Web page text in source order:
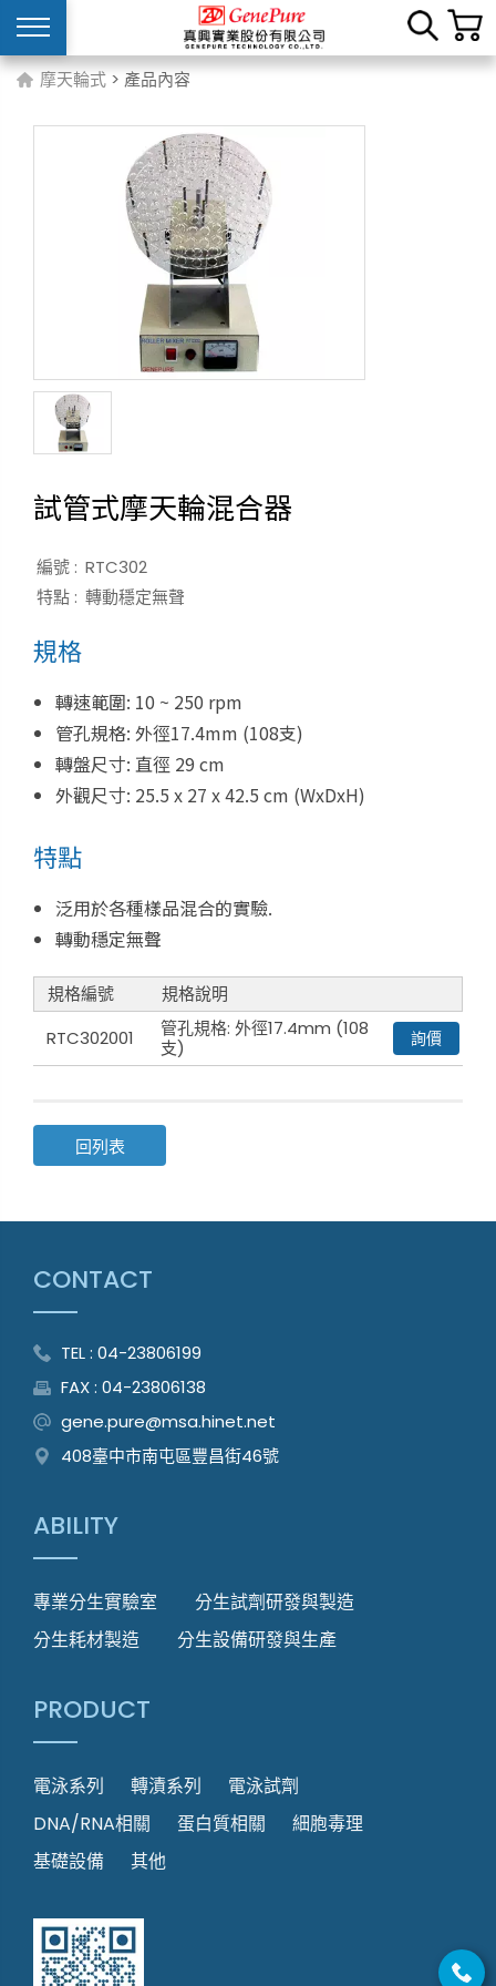
摩天輪式 > 產品內容
試管式摩天輪混合器
編號 : RTC302
特點 : 轉動穩定無聲
規格
轉速範圍: 10 ~ 250 rpm
管孔規格: 外徑17.4mm (108支)
轉盤尺寸: 直徑 29 cm
外觀尺寸: 25.5 x 27 x 42.5 cm (WxDxH)
特點
泛用於各種樣品混合的實驗.
轉動穩定無聲
規格編號
規格說明
RTC302001
管孔規格: 外徑17.4mm (108
支)
詢價
回列表
CONTACT
TEL : 04-23806199
FAX : 04-23806138
gene.pure@msa.hinet.net
408臺中市南屯區豐昌街46號
ABILITY
專業分生實驗室
分生試劑研發與製造
分生耗材製造
分生設備研發與生產
PRODUCT
電泳系列 轉漬系列
電泳試劑
DNA/RNA相關
蛋白質相關
細胞毒理
基礎設備
其他